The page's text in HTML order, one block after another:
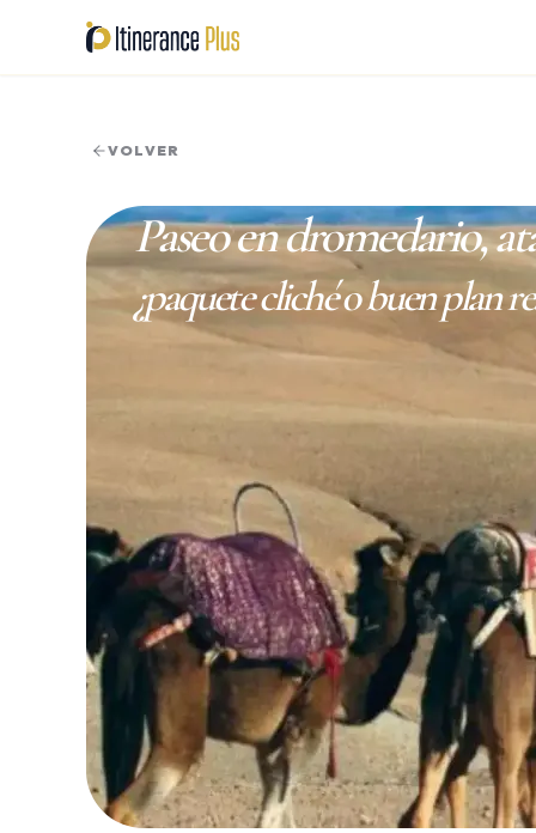
PACKS
Experiencias
VOLVER
Paseo en dromedario,
¿paquete cliché o buen plan